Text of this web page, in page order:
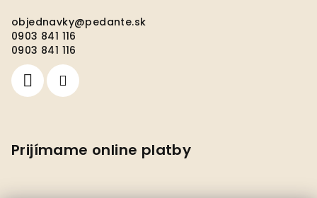
objednavky@pedante.sk
0903 841 116
0903 841 116
Prijímame online platby